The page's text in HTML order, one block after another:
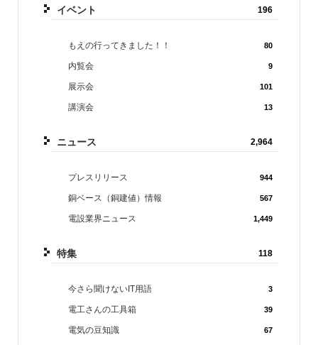
イベント 196
もえの行ってきました！！ 80
内覧会 9
展示会 101
講演会 13
ニュース 2,964
プレスリリース 944
銅ベース（銅建値）情報 567
電設業界ニュース 1,449
特集 118
今さら聞けないIT用語 3
電工さんの工具箱 39
電気の豆知識 67